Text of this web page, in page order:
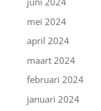
mei 2024
april 2024
maart 2024
februari 2024
januari 2024